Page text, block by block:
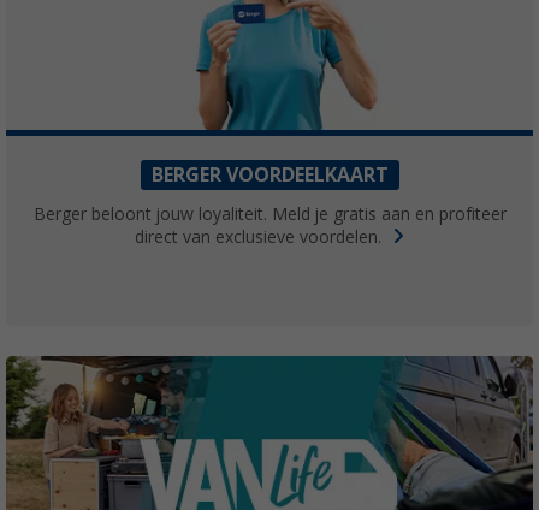
BERGER VOORDEELKAART
Berger beloont jouw loyaliteit. Meld je gratis aan en profiteer
direct van exclusieve voordelen.